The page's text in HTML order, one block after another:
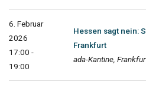
6. Februar
2026
17:00 -
19:00
Hessen sagt nein:
Frankfurt
ada-Kantine,